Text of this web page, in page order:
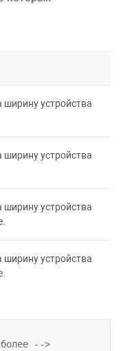
ширину устройства
ширину устройства
ширину устройства
ширину устройства
-->